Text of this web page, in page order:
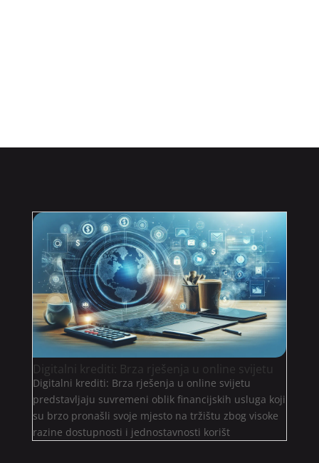
Digitalni krediti: Brza rješenja u online svijetu
Digitalni krediti: Brza rješenja u online svijetu
predstavljaju suvremeni oblik financijskih usluga koji
su brzo pronašli svoje mjesto na tržištu zbog visoke
razine dostupnosti i jednostavnosti korišt